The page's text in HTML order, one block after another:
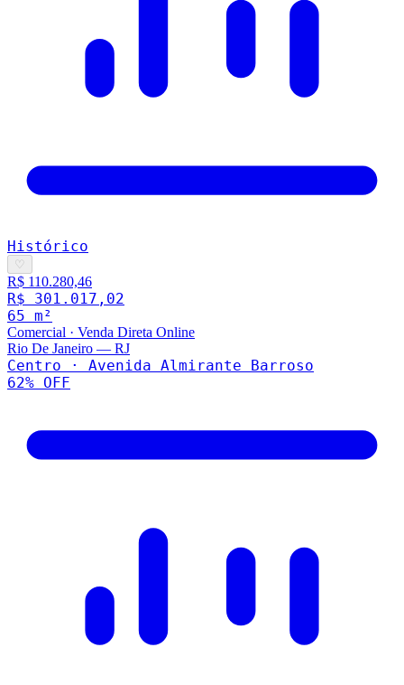
Histórico
♡
R$ 110.280,46
R$ 301.017,02
65 m²
Comercial · Venda Direta Online
Rio De Janeiro — RJ
Centro · Avenida Almirante Barroso
62% OFF